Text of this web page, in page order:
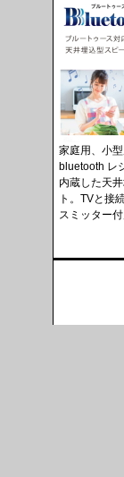
家庭用、小
bluetooth レ
内蔵した天
ト。TVと接
スミッター付